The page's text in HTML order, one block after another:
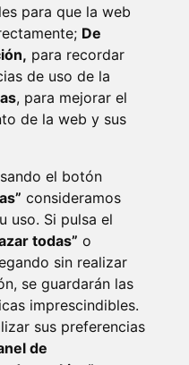
para que la web
De
para recordar
de uso de la
, para mejorar el
de la web y sus
el botón
consideramos
uso. Si pulsa el
todas” o
sin realizar
se guardarán las
imprescindibles.
sus preferencias
de
- ARAGÓN (ESPAÑA)
700 ·
DATOS
COOKIES
ENLACE EXTERNO AL